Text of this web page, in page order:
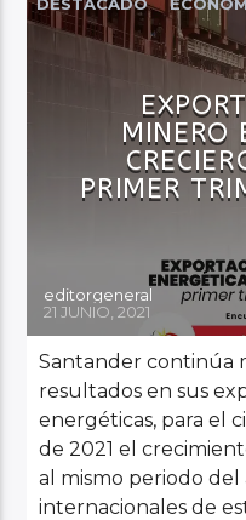
Audio en
NOVEDADES REGIÓN
MINERO
PRIMER
editorgeneral
21 JUNIO, 2021
Santander continúa
resultados en sus
energéticas, para el
de 2021 el
al mismo periodo del
internacionales de